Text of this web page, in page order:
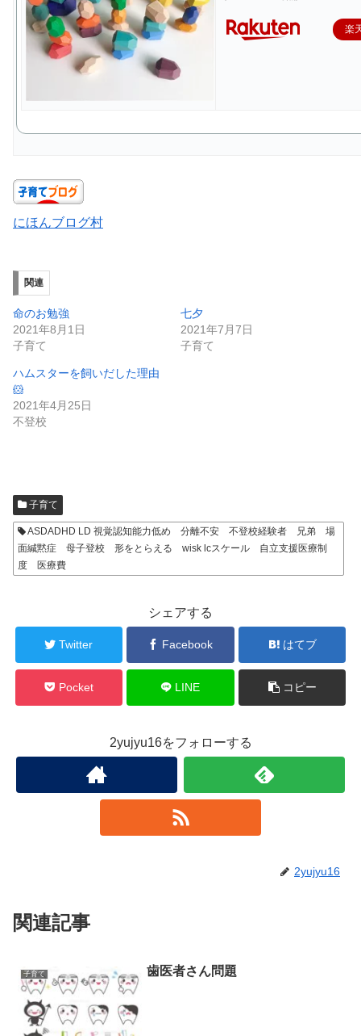
楽
にほんブログ村
関連
命のお勉強
2021年8月1日
子育て
七夕
2021年7月7日
子育て
ハムスターを飼いだした理由
🐹
2021年4月25日
不登校
子育て
ASDADHD LD 視覚認知能力低め 分離不安 不登校経験者 兄弟 場
面緘黙症 母子登校 形をとらえる wisk lcスケール 自立支援医療制
度 医療費
シェアする
Twitter Facebook はてブ
Pocket LINE コピー
2yujyu16をフォローする
2yujyu16
関連記事
子育て 歯医者さん問題